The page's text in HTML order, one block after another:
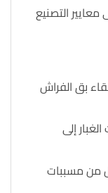
التصنيع
بق الفراش
إلى
من مسببات